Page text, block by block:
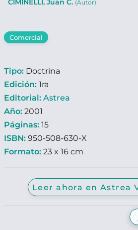
CIMINELLI, Juan C. (Autor)
Comercial
Tipo: Doctrina
Edición: 1ra
Editorial: Astrea
Año: 2001
Páginas: 15
ISBN: 950-508-630-X
Formato: 23 x 16 cm
Leer ahora en Astrea